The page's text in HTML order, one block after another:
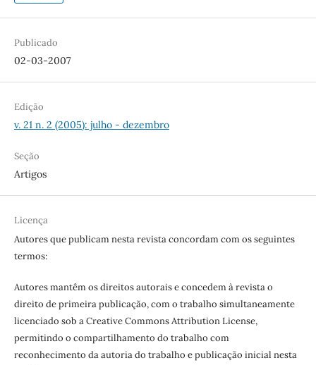
Publicado
02-03-2007
Edição
v. 21 n. 2 (2005): julho - dezembro
Seção
Artigos
Licença
Autores que publicam nesta revista concordam com os seguintes
termos:
Autores mantêm os direitos autorais e concedem à revista o
direito de primeira publicação, com o trabalho simultaneamente
licenciado sob a Creative Commons Attribution License,
permitindo o compartilhamento do trabalho com
reconhecimento da autoria do trabalho e publicação inicial nesta